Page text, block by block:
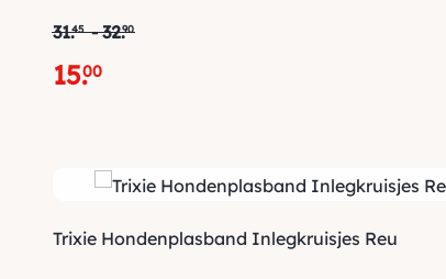
31.45 -32.90
15.00
Trixie Hondenplasband Inlegkruisjes Reu